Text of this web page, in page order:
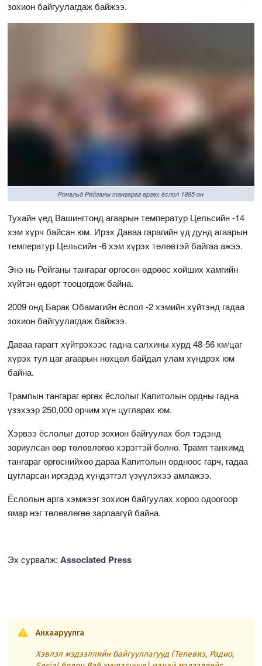
зохион байгуулагдаж байжээ.
Рональд Рейганы тангараг өргөх ёслол 1985 он
Тухайн үед Вашингтонд агаарын температур Цельсийн -14
хэм хүрч байсан юм. Ирэх Даваа гарагийн үд дунд агаарын
температур Цельсийн -6 хэм хүрэх төлөвтэй байгаа ажээ.
Энэ нь Рейганы тангараг өргөсөн өдрөөс хойших хамгийн
хүйтэн өдөрт тооцогдож байна.
2009 онд Барак Обамагийн ёслол -2 хэмийн хүйтэнд гадаа
зохион байгуулагдаж байжээ.
Даваа гарагт хүйтрэхээс гадна салхины хурд 48-56 км/цаг
хүрэх тул цаг агаарын нөхцөл байдал улам хүндрэх юм
байна.
Трампын тангараг өргөх ёслолыг Капитолын ордны гадна
үзэхээр 250,000 орчим хүн цугларах юм.
Хэрвээ ёслолыг дотор зохион байгуулах бол тэдэнд
зориулсан өөр төлөвлөгөө хэрэгтэй болно. Трамп танхимд
тангараг өргөснийхөө дараа Капитолын ордноос гарч, гадаа
цугларсан иргэдэд хүндэтгэл үзүүлэхээ амлажээ.
Ёслолын арга хэмжээг зохион байгуулах хороо одоогоор
ямар нэг төлөвлөгөө зарлаагүй байна.
Эх сурвалж: Associated Press
Анхааруулга
Хэвлэл мэдээллийн байгууллагууд (Телевиз, Радио,